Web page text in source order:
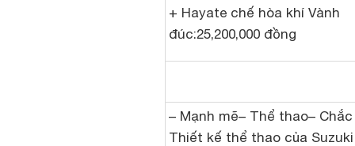
+ Hayate chế hòa khí Vành
đúc:25,200,000 đồng
– Mạnh mẽ– Thể thao–
Thiết kế thể thao của